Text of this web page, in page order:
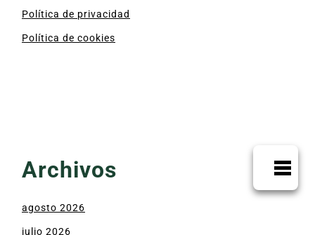
Política de privacidad
Política de cookies
Archivos
agosto 2026
julio 2026